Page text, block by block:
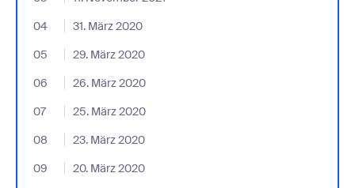
04
31. März 2020
- Jumplink to 31. März 2020
05
29. März 2020
- Jumplink to 29. März 2020
06
26. März 2020
- Jumplink to 26. März 2020
07
25. März 2020
- Jumplink to 25. März 2020
08
23. März 2020
- Jumplink to 23. März 2020
09
20. März 2020
- Jumplink to 20. März 2020